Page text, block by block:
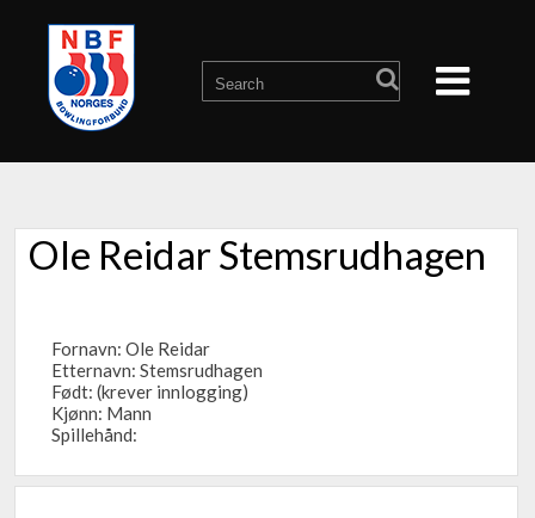
Ole Reidar Stemsrudhagen
Fornavn: Ole Reidar
Etternavn: Stemsrudhagen
Født: (krever innlogging)
Kjønn: Mann
Spillehånd: